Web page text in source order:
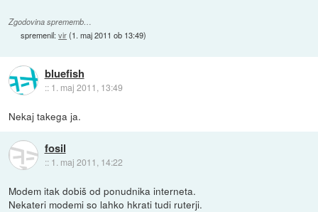
Zgodovina sprememb…
spremenil:vir(1. maj 2011 ob 13:49)
bluefish
:: 1. maj 2011, 13:49
Nekaj takega ja.
fosil
:: 1. maj 2011, 14:22
Modem itak dobiš od ponudnika interneta.
Nekateri modemi so lahko hkrati tudi ruterji.